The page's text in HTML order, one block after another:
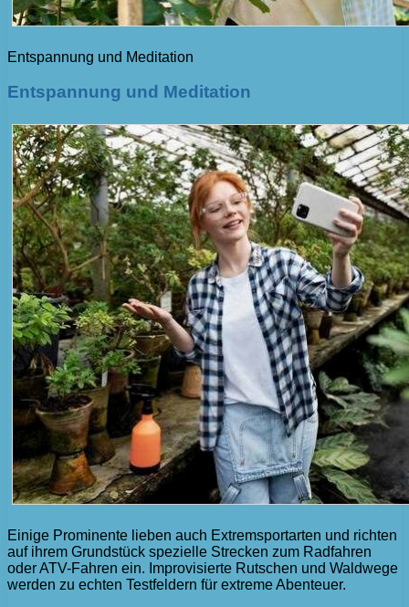
Entspannung und Meditation
Entspannung und Meditation
Einige Prominente lieben auch Extremsportarten und richten
auf ihrem Grundstück spezielle Strecken zum Radfahren
oder ATV-Fahren ein. Improvisierte Rutschen und Waldwege
werden zu echten Testfeldern für extreme Abenteuer.